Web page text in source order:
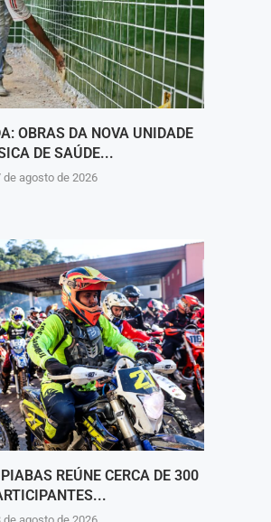
OBRAS DA NOVA UNIDADE
DE SAÚDE...
de agosto de 2026
REÚNE CERCA DE 300